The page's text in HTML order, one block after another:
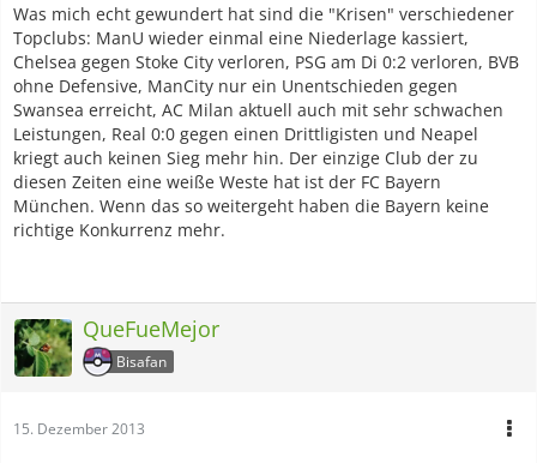
Was mich echt gewundert hat sind die "Krisen" verschiedener
Topclubs: ManU wieder einmal eine Niederlage kassiert,
Chelsea gegen Stoke City verloren, PSG am Di 0:2 verloren, BVB
ohne Defensive, ManCity nur ein Unentschieden gegen
Swansea erreicht, AC Milan aktuell auch mit sehr schwachen
Leistungen, Real 0:0 gegen einen Drittligisten und Neapel
kriegt auch keinen Sieg mehr hin. Der einzige Club der zu
diesen Zeiten eine weiße Weste hat ist der FC Bayern
München. Wenn das so weitergeht haben die Bayern keine
richtige Konkurrenz mehr.
QueFueMejor
Bisafan
15. Dezember 2013